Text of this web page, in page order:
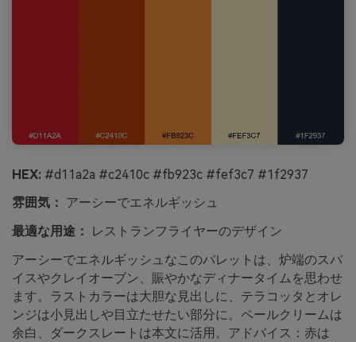
HEX: #d11a2a #c2410c #fb923c #fef3c7 #1f2937
雰囲気： アーシーでエネルギッシュ
最適な用途：
レストランフライヤーのデザイン
アーシーでエネルギッシュなこのパレットは、炉端のスパ
イスやクレイオーブン、賑やかなディナータイムを思わせ
ます。ラストカラーは大胆な見出しに、テラコッタとオレ
ンジは小見出しや目立たせたい部分に。ペールクリームは
余白、ダークスレートは本文に活用。アドバイス：赤は